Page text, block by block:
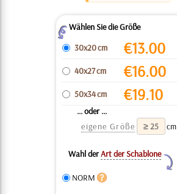
ZWählen Sie die Größe
30x20 cm
€13.00
40x27 cm €16.00
50x34 cm €19.10
... oder ...
eigene Größe
cm
Wahl derArt der Schablone
Y
NORM